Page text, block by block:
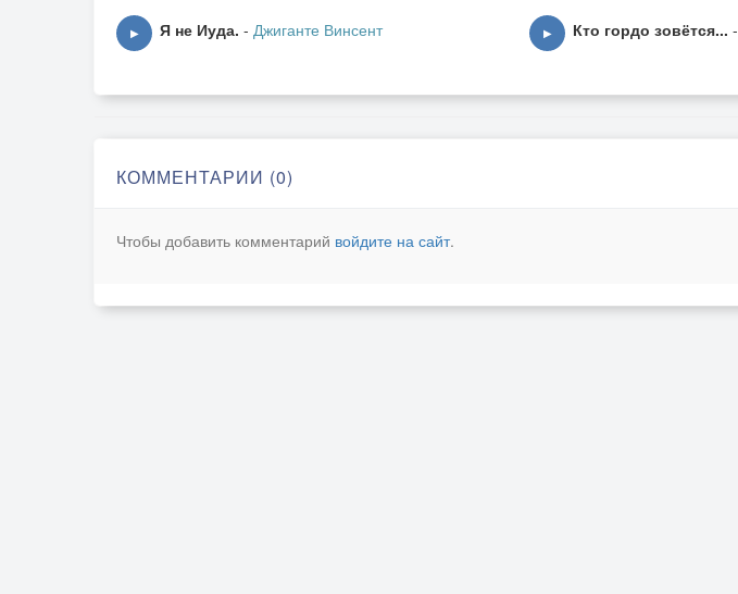
▶ Я не Иуда. - Джиганте Винсент ▶ Кто гордо зовётся... -
КОММЕНТАРИИ (0)
Чтобы добавить комментарий войдите на сайт.